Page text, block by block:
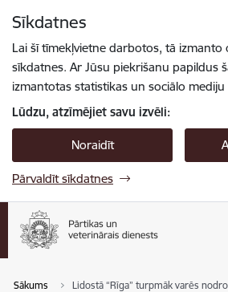
Sīkdatnes
Lai šī tīmekļvietne darbotos, tā izmanto
sīkdatnes. Ar Jūsu piekrišanu papildus
izmantotas statistikas un sociālo mediju
Lūdzu, atzīmējiet savu izvēli:
Noraidīt
Pārvaldīt sīkdatnes
Sākums Lidostā “Rīga” turpmāk varēs